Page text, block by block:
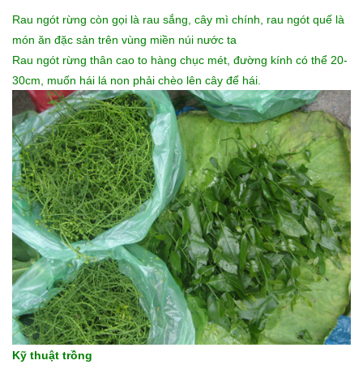
Rau ngót rừng còn gọi là rau sắng, cây mì chính, rau ngót quế là
món ăn đặc sản trên vùng miền núi nước ta
Rau ngót rừng thân cao to hàng chục mét, đường kính có thể 20-
30cm, muốn hái lá non phải chèo lên cây để hái.
Kỹ thuật trồng